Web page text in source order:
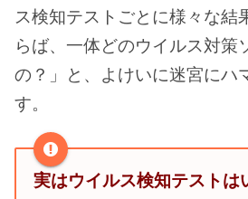
ス検知テストごとに様々な結
らば、一体どのウイルス対策
の？」と、よけいに迷宮にハ
す。
実はウイルス検知テストは